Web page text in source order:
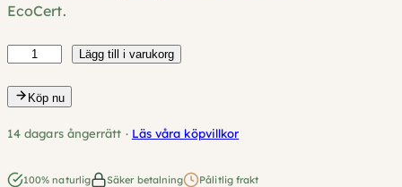
EcoCert.
n
i
j
Lägg till i varukorg
Köp nu
14 dagars ångerrätt · Läs våra köpvillkor
100% naturlig Säker betalning Pålitlig frakt